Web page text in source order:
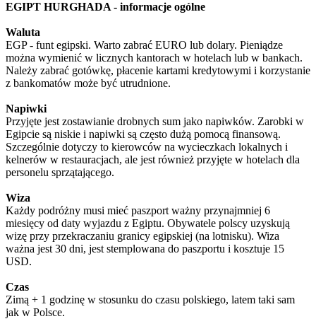
EGIPT HURGHADA - informacje ogólne
Waluta
EGP - funt egipski. Warto zabrać EURO lub dolary. Pieniądze
można wymienić w licznych kantorach w hotelach lub w bankach.
Należy zabrać gotówkę, płacenie kartami kredytowymi i korzystanie
z bankomatów może być utrudnione.
Napiwki
Przyjęte jest zostawianie drobnych sum jako napiwków. Zarobki w
Egipcie są niskie i napiwki są często dużą pomocą finansową.
Szczególnie dotyczy to kierowców na wycieczkach lokalnych i
kelnerów w restauracjach, ale jest również przyjęte w hotelach dla
personelu sprzątającego.
Wiza
Każdy podróżny musi mieć paszport ważny przynajmniej 6
miesięcy od daty wyjazdu z Egiptu. Obywatele polscy uzyskują
wizę przy przekraczaniu granicy egipskiej (na lotnisku). Wiza
ważna jest 30 dni, jest stemplowana do paszportu i kosztuje 15
USD.
Czas
Zimą + 1 godzinę w stosunku do czasu polskiego, latem taki sam
jak w Polsce.